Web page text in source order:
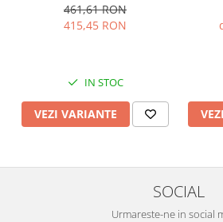
fatetata , Culoare :
multicolor ,
461,61 RON
415,45 RON
IN STOC
VEZI VARIANTE
SOCIAL
Urmareste-ne in social